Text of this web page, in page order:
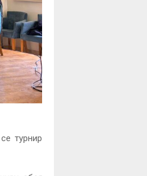
турнир